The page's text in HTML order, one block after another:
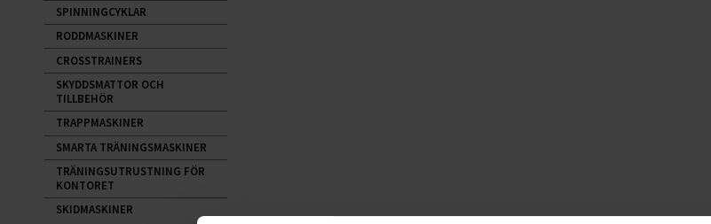
SPINNINGCYKLAR
RODDMASKINER
CROSSTRAINERS
SKYDDSMATTOR OCH
TILLBEHÖR
TRAPPMASKINER
SMARTA TRÄNINGSMASKINER
TRÄNINGSUTRUSTNING FÖR
KONTORET
SKIDMASKINER